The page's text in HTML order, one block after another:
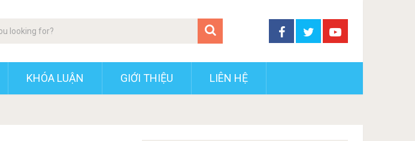
KHÓA LUẬN GIỚI THIỆU LIÊN HỆ